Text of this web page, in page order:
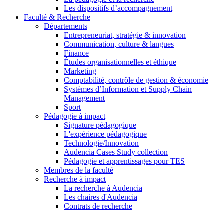
Les dispositifs d’accompagnement
Faculté & Recherche
Départements
Entrepreneuriat, stratégie & innovation
Communication, culture & langues
Finance
Études organisationnelles et éthique
Marketing
Comptabilité, contrôle de gestion & économie
Systèmes d’Information et Supply Chain
Management
Sport
Pédagogie à impact
Signature pédagogique
L'expérience pédagogique
Technologie/Innovation
Audencia Cases Study collection
Pédagogie et apprentissages pour TES
Membres de la faculté
Recherche à impact
La recherche à Audencia
Les chaires d'Audencia
Contrats de recherche